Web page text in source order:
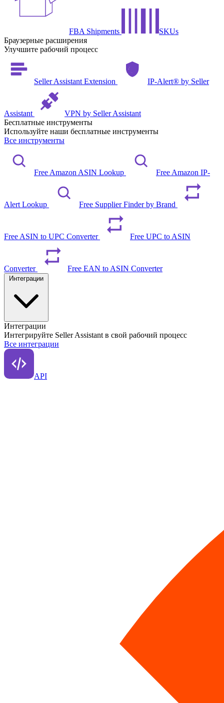
FBA Shipments
SKUs
Браузерные расширения
Улучшите рабочий процесс
Seller Assistant Extension IP-Alert® by Seller
Assistant
VPN by Seller Assistant
Бесплатные инструменты
Используйте наши бесплатные инструменты
Все инструменты
Free Amazon ASIN Lookup Free Amazon IP-
Alert Lookup Free Supplier Finder by Brand
Free ASIN to UPC Converter Free UPC to ASIN
Converter Free EAN to ASIN Converter
Интеграции
Интегрируйте Seller Assistant в свой рабочий процесс
Все интеграции
API